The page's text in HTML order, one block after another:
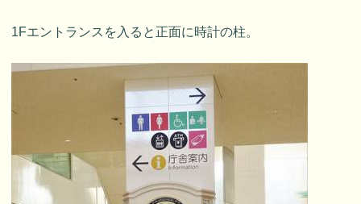
1Fエントランスを入ると正面に時計の柱。